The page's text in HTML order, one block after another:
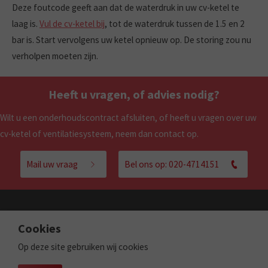
Deze foutcode geeft aan dat de waterdruk in uw cv-ketel te
laag is. Vul de cv-ketel bij, tot de waterdruk tussen de 1.5 en 2
bar is. Start vervolgens uw ketel opnieuw op. De storing zou nu
verholpen moeten zijn.
Heeft u vragen, of advies nodig?
Wilt u een onderhoudscontract afsluiten, of heeft u vragen over uw
cv-ketel of ventilatiesysteem, neem dan contact op.
Mail uw vraag Bel ons op: 020-4714151
Cookies
Op deze site gebruiken wij cookies
Vos CV | Cruquiusweg 96K | 1019AJ | Amsterdam